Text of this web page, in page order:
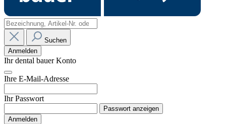
Suchen
Anmelden
Ihr dental bauer Konto
Ihre E-Mail-Adresse
Ihr Passwort
Passwort anzeigen
Anmelden